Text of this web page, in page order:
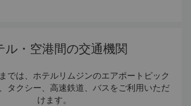
ル・空港間の交通機関
では、ホテルリムジンのエアポートピック
タクシー、高速鉄道、バスをご利用いただ
けます。